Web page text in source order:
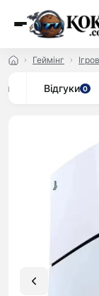
Геймінг
Відгуки 0